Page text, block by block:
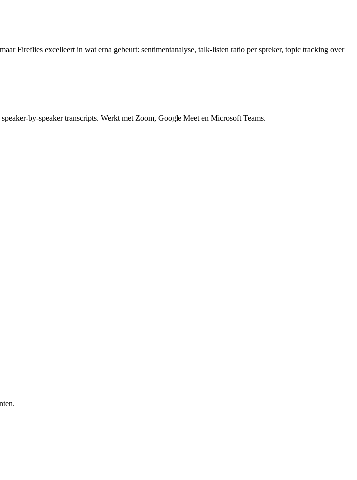
Fireflies excelleert in wat erna gebeurt: sentimentanalyse, talk-listen ratio per spreker, topic tracking over
by-speaker transcripts. Werkt met Zoom, Google Meet en Microsoft Teams.